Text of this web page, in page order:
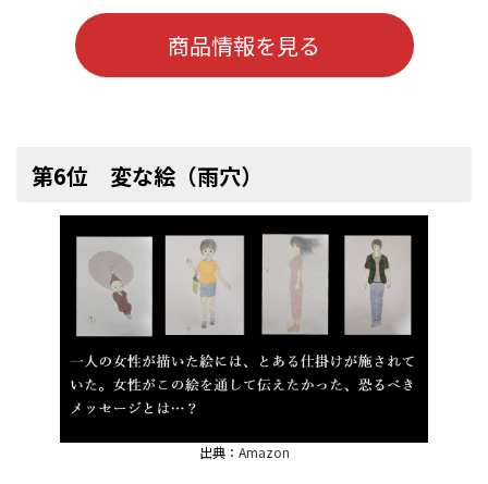
商品情報を見る
第6位 変な絵（雨穴）
出典： Amazon